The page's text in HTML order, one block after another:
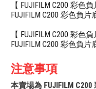
【 FUJIFILM C200 彩色
FUJIFILM C200 彩色負
【 FUJIFILM C200 彩色
FUJIFILM C200 彩色負
注意事項
本賣場為 FUJIFILM